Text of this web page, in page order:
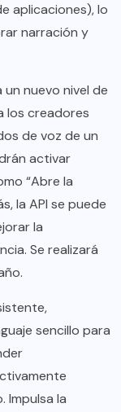
aplicaciones), lo
narración y
un nuevo nivel de
los creadores
de voz de un
activar
“Abre la
la API se puede
la
Se realizará
,
sencillo para
Impulsa la